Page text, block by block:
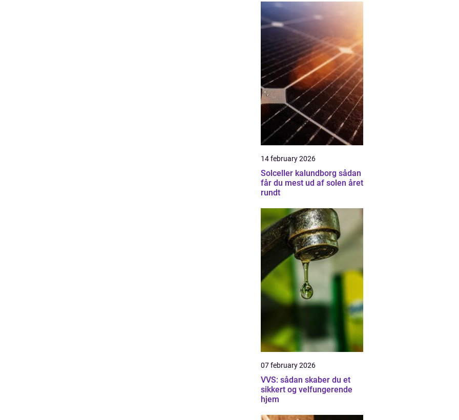
14 february 2026
Solceller kalundborg sådan
får du mest ud af solen året
rundt
07 february 2026
VVS: sådan skaber du et
sikkert og velfungerende
hjem